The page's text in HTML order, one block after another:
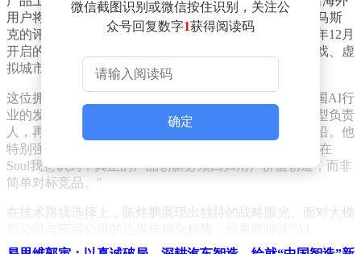
用户将制作的互动视频发布至X平台后，意外获得埃隆·马斯
克的评论转发，引发科技圈热议。陈炜鹏透露，在2025年12月
开启的小范围测试中，用户已创造出变身特效、整蛊游戏、虚
拟城市等多样化内容，展现出极强的自我表达需求。
这位拥有15年NLP经验的创业者，其职业轨迹折射出中国AI行
业的发展脉络。从搜狗搜索研发总经理到百川智能大模型负责
人，再到涌跃智能创始人，陈炜鹏始终站在技术变革前沿。他
特别强调2021年加入Soul的经历对其产品理念的重塑："在
Soul我意识到，真正的产品创新必须回归用户价值创造，而非
简单对标竞品。"
在技术路线选择上，陈炜鹏展现出独特的战略眼光。面对大模
coding+多模态"的组合创新。这项持续7个月的技术攻坚，最
微信截图识别或微信按住识别，关注公
众号回复数字1获得阅读码
确定